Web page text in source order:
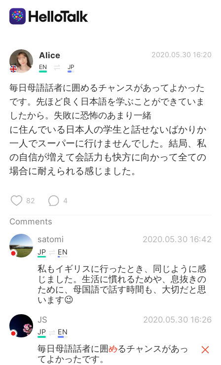
Language Exchange App
AI Grammar Checker
English
简体中文 繁體中文
Español العربية
Français
日本語
Русский
Indonesia Italiano
Türkçe
Português
Alice
EN JP
2020.05.30 16:20
毎日母語話者に囲めるチャンスがあってよかった
です。先ほど良く日本語を学ぶことができていま
したから。失敗に恐怖のあまり一緒
に住んでいる日本人の学生と話せないばかりか
一人でスーパーに行けませんでした。結局、私
の自信が増えて会話力も快方に向かって全ての
場合に耐えられる感じました。
82 4
Comments
satomi
2020.05.30 16:42
JP EN
私もイギリスに行ったとき、同じように感
じました。生活に慣れるためや、息抜きの
ために、母国語で話す時間も、大切だと思
います😉
JS 2020.05.30 16:26
JP EN
毎日母語話者に囲めるチャンスがあっ
てよかったです。